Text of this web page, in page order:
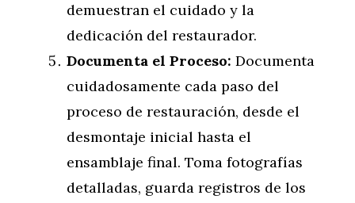
demuestran el cuidado y la
dedicación del restaurador.
Documenta el Proceso: Documenta
cuidadosamente cada paso del
proceso de restauración, desde el
desmontaje inicial hasta el
ensamblaje final. Toma fotografías
detalladas, guarda registros de los